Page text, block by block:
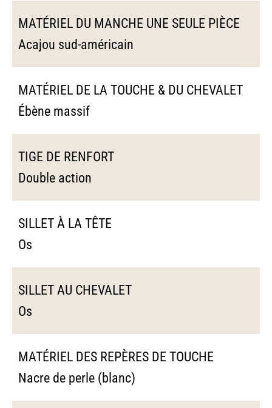
MATÉRIEL DU MANCHE UNE SEULE PIÈCE
Acajou sud-américain
MATÉRIEL DE LA TOUCHE & DU CHEVALET
Ébène massif
TIGE DE RENFORT
Double action
SILLET À LA TÊTE
Os
SILLET AU CHEVALET
Os
MATÉRIEL DES REPÈRES DE TOUCHE
Nacre de perle (blanc)